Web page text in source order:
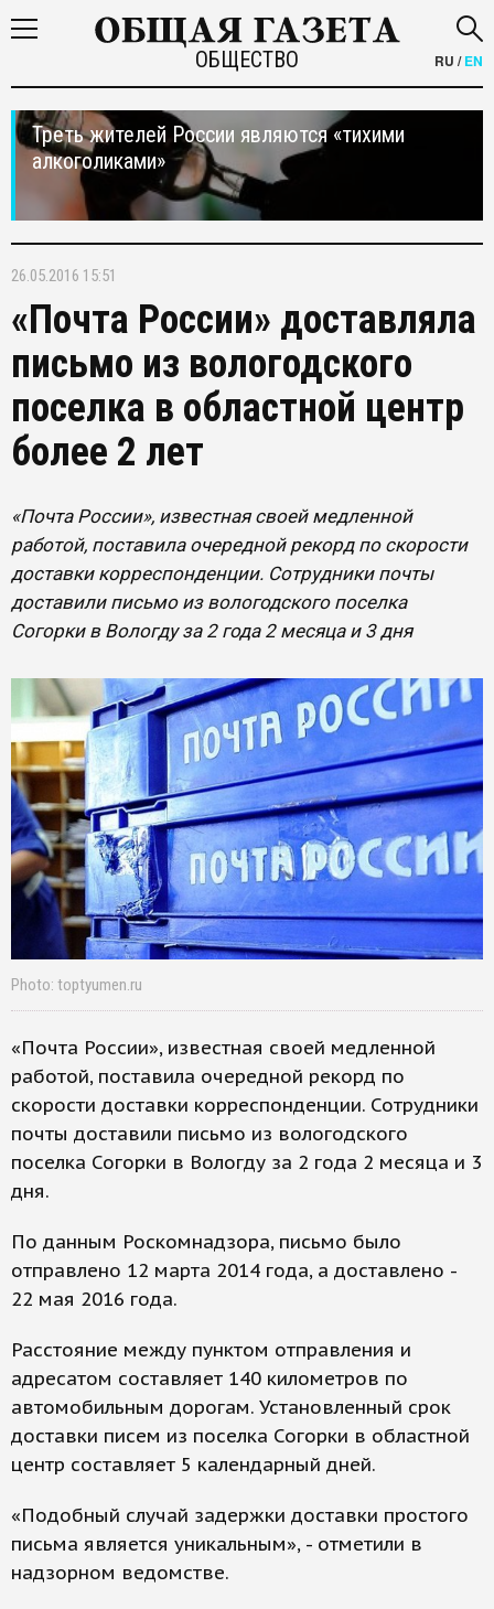
ОБЩЕСТВО RU /EN
Треть жителей России являются «тихими
алкоголиками»
26.05.2016 15:51
«Почта России» доставляла
письмо из вологодского
поселка в областной центр
более 2 лет
«Почта России», известная своей медленной
работой, поставила очередной рекорд по скорости
доставки корреспонденции. Сотрудники почты
доставили письмо из вологодского поселка
Согорки в Вологду за 2 года 2 месяца и 3 дня
Photo: toptyumen.ru
«Почта России», известная своей медленной
работой, поставила очередной рекорд по
скорости доставки корреспонденции. Сотрудники
почты доставили письмо из вологодского
поселка Согорки в Вологду за 2 года 2 месяца и 3
дня.
По данным Роскомнадзора, письмо было
отправлено 12 марта 2014 года, а доставлено -
22 мая 2016 года.
Расстояние между пунктом отправления и
адресатом составляет 140 километров по
автомобильным дорогам. Установленный срок
доставки писем из поселка Согорки в областной
центр составляет 5 календарный дней.
«Подобный случай задержки доставки простого
письма является уникальным», - отметили в
надзорном ведомстве.